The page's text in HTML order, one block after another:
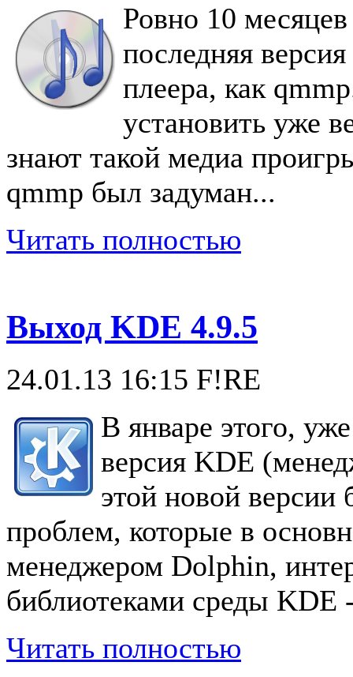
Ровно 10
последняя
плеера, как
установить уже
знают такой медиа
qmmp был задуман...
Читать полностью
Выход KDE 4.9.5
24.01.13 16:15 F!RE
В январе этого,
версия KDE
этой новой версии
проблем, которые в
менеджером Dolphin,
библиотеками среды
Читать полностью